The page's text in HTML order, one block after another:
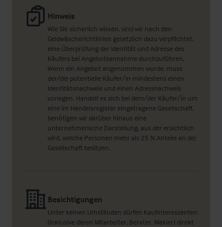
Hinweis
Wie Sie sicherlich wissen, sind wir nach den
Geldwäscherichtlinien gesetzlich dazu verpflichtet,
eine Überprüfung der Identität und Adresse des
Käufers bei Angebotsannahme durchzuführen.
Wenn ein Angebot angenommen wurde, muss
der/die potentielle Käufer/in mindestens einen
Identitätsnachweis und einen Adressnachweis
vorlegen. Handelt es sich bei dem/der Käufer/in um
eine im Handelsregister eingetragene Gesellschaft,
benötigen wir darüber hinaus eine
unternehmerische Darstellung, aus der ersichtlich
wird, welche Personen mehr als 25 % Anteile an der
Gesellschaft besitzen.
Besichtigungen
Unter keinen Umständen dürfen Kaufinteressenten
(inklusive deren Mitarbeiter, Berater, Makler) direkt